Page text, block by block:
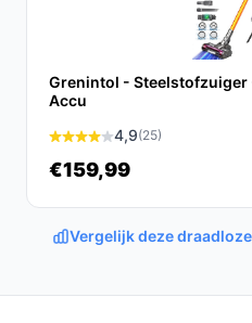
Praktische, veilige tips voor
onderhoud:
Laad beide batterijen
keer gebruiken
Maak het reservoir
Grenintol - Steelstofzuiger
Accu
4,9(25)
€159,99
Vergelijk deze